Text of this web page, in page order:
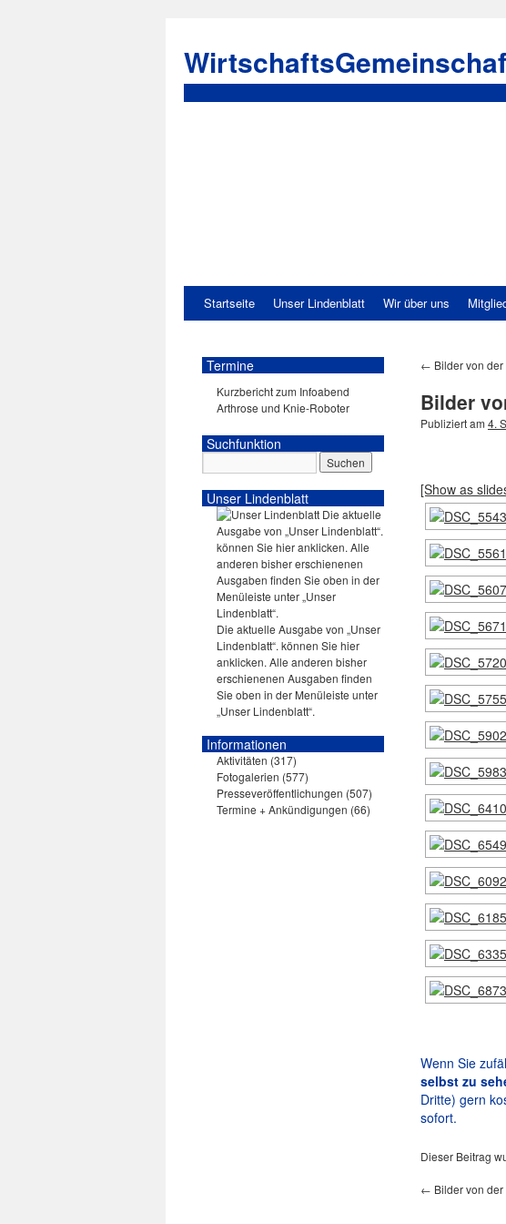
Startseite Unser Lindenblatt Wir über uns
← Bilder von
Bilder
Publiziert am 4.
[Show as
Wenn Sie
selbst zu
Dritte) gern
sofort.
Dieser Beitrag
← Bilder von
Termine
Kurzbericht zum Infoabend
Arthrose und Knie-Roboter
Suchfunktion
Unser Lindenblatt
Die aktuelle Ausgabe von „Unser
Lindenblatt“. können Sie hier
anklicken. Alle anderen bisher
erschienenen Ausgaben finden
Sie oben in der Menüleiste unter
„Unser Lindenblatt“.
Informationen
Aktivitäten (317)
Fotogalerien (577)
Presseveröffentlichungen (507)
Termine + Ankündigungen (66)